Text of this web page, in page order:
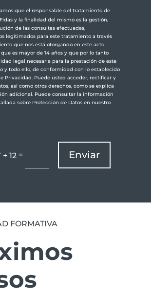
que el responsable del tratamiento de
y la finalidad del mismo es la gestión,
de las consultas efectuadas,
legitimados para este tratamiento a través
que nos está otorgando en este acto.
es mayor de 14 años y que por lo tanto
legal necesaria para la prestación de este
y todo ello, de conformidad con lo establecido
Privacidad. Puede usted acceder, rectificar y
así como otros derechos, como se explica
adicional. Puede consultar la información
sobre Protección de Datos en nuestro
+ 12 = Enviar
FORMATIVA